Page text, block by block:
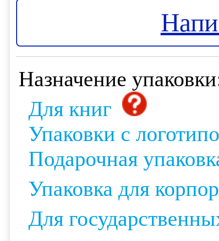
Назначение
Для книг
Упаковки с
Подарочная
Упаковка для
Для